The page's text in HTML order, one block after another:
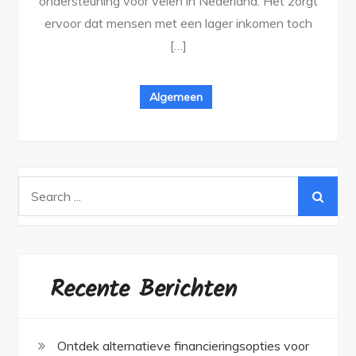
ervoor dat mensen met een lager inkomen toch
[…]
Algemeen
Recente Berichten
Ontdek alternatieve financieringsopties voor